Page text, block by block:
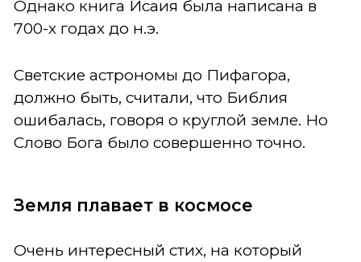
Однако книга Исаия была написана в
700-х годах до н.э.
Светские астрономы до Пифагора,
должно быть, считали, что Библия
ошибалась, говоря о круглой земле. Но
Слово Бога было совершенно точно.
Земля плавает в космосе
Очень интересный стих, на который